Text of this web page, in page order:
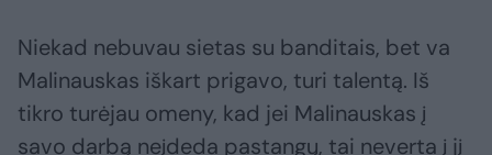
Niekad nebuvau sietas su banditais, bet va
Malinauskas iškart prigavo, turi talentą. Iš
tikro turėjau omeny, kad jei Malinauskas į
savo darbą neįdeda pastangų, tai neverta į jį